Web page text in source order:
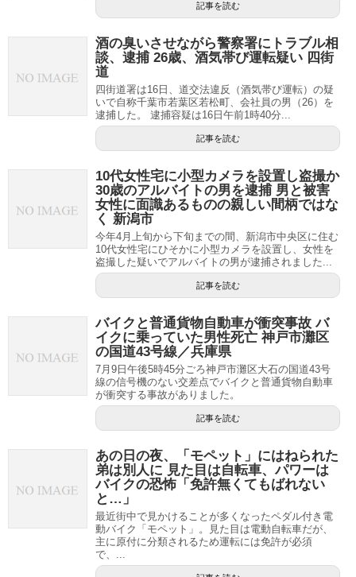
記事を読む
酒の臭いさせながら警察署にトラブル相
談、逮捕 26歳、酒気帯び運転疑い 四街
道
四街道署は16日、道交法違反（酒気帯び運転）の疑
いで自称千葉市若葉区若松町、会社員の男（26）を
逮捕した。 逮捕容疑は16日午前1時40分...
記事を読む
10代女性宅に小型カメラを設置し盗撮か
30歳のアルバイトの男を逮捕 男と被害
女性に面識あるものの親しい間柄ではな
く 新潟市
今年4月上旬から下旬までの間、新潟市中央区に住む
10代女性宅にひそかに小型カメラを設置し、女性を
盗撮した疑いでアルバイトの男が逮捕されました...
記事を読む
バイクと普通貨物自動車が衝突事故 バ
イクに乗っていた男性死亡 神戸市灘区
の国道43号線／兵庫県
7月9日午後5時45分ごろ神戸市灘区大石の国道43号
線の信号機のない交差点でバイクと普通貨物自動車
が衝突する事故がありました。
記事を読む
あの日の夜、「モペット」にはねられた
弟は別人に 見た目は自転車、パワーは
バイクの恐怖「免許無くてもばれない
と…」
最近街中で見かけることが多くなったペダル付き電
動バイク「モペット」。見た目は電動自転車だが、
主に原付に分類されるため運転には免許が必須
で、...